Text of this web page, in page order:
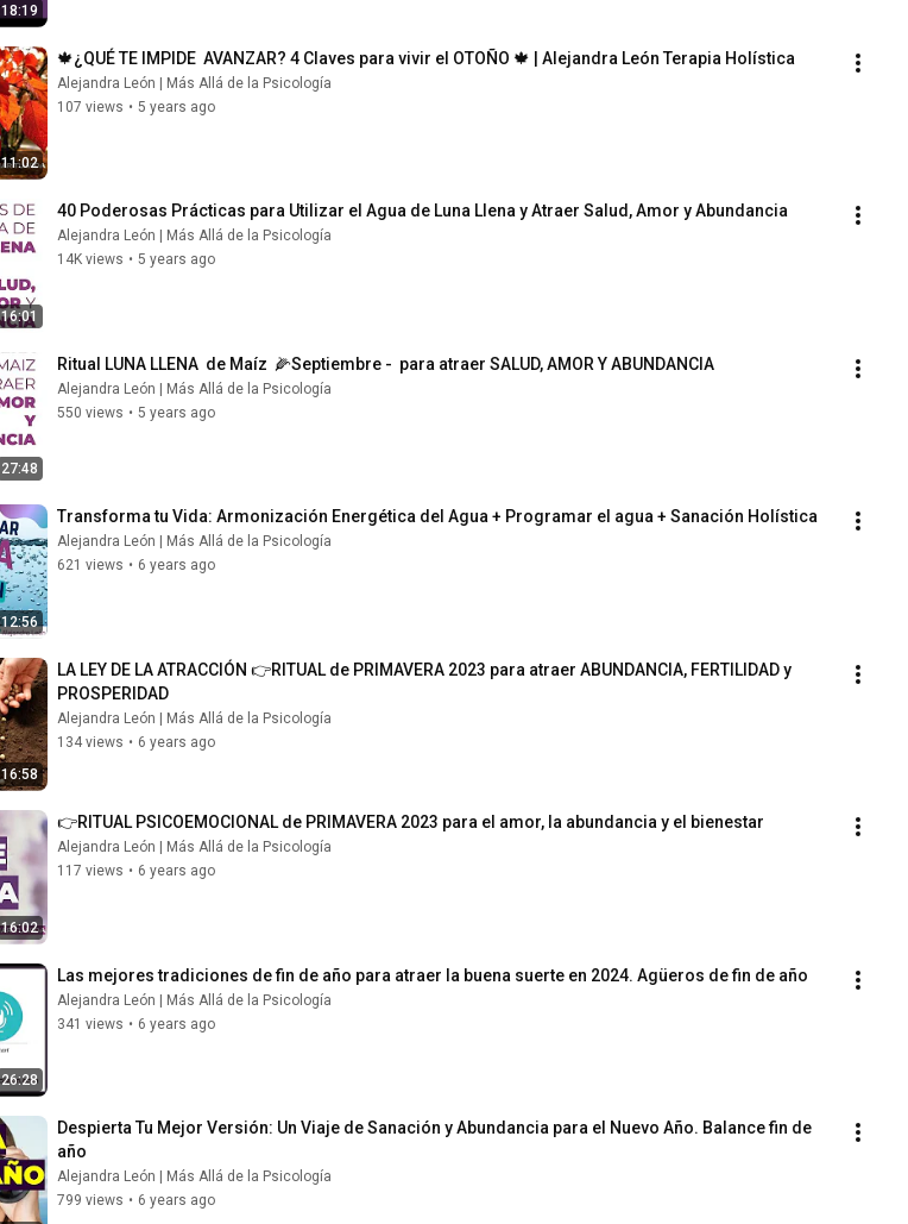
18:19
11:02
🍁¿QUÉ TE IMPIDE  AVANZAR? 4 Claves para vivir el OTOÑO 🍁 | Alejandra León Terapia Holística
Alejandra León | Más Allá de la Psicología
107 views • 5 years ago
16:01
40 Poderosas Prácticas para Utilizar el Agua de Luna Llena y Atraer Salud, Amor y Abundancia
Alejandra León | Más Allá de la Psicología
14K views • 5 years ago
27:48
Ritual LUNA LLENA  de Maíz  🌽Septiembre -  para atraer SALUD, AMOR Y ABUNDANCIA
Alejandra León | Más Allá de la Psicología
550 views • 5 years ago
12:56
Transforma tu Vida: Armonización Energética del Agua + Programar el agua + Sanación Holística
Alejandra León | Más Allá de la Psicología
621 views • 6 years ago
16:58
LA LEY DE LA ATRACCIÓN 👉RITUAL de PRIMAVERA 2023 para atraer ABUNDANCIA, FERTILIDAD y
PROSPERIDAD
Alejandra León | Más Allá de la Psicología
134 views • 6 years ago
16:02
👉RITUAL PSICOEMOCIONAL de PRIMAVERA 2023 para el amor, la abundancia y el bienestar
Alejandra León | Más Allá de la Psicología
117 views • 6 years ago
26:28
Las mejores tradiciones de fin de año para atraer la buena suerte en 2024. Agüeros de fin de año
Alejandra León | Más Allá de la Psicología
341 views • 6 years ago
Despierta Tu Mejor Versión: Un Viaje de Sanación y Abundancia para el Nuevo Año. Balance fin de
año
Alejandra León | Más Allá de la Psicología
799 views • 6 years ago